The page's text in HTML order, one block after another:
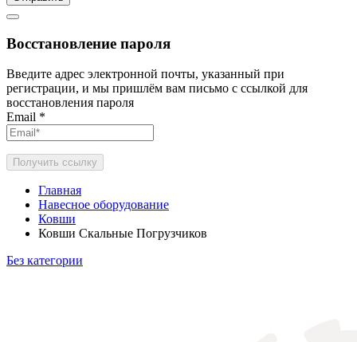
Восстановление пароля
Введите адрес электронной почты, указанный при
регистрации, и мы пришлём вам письмо с ссылкой для
восстановления пароля
Email *
Получить ссылку
Главная
Навесное оборудование
Ковши
Ковши Скальные Погрузчиков
Без категории